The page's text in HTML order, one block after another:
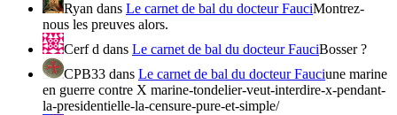
Ryan dans Le carnet de bal du docteur FauciMontrez-
nous les preuves alors.
Cerf d dans Le carnet de bal du docteur FauciBosser ?
CPB33 dans Le carnet de bal du docteur Fauciune marine
en guerre contre X marine-tondelier-veut-interdire-x-pendant-
la-presidentielle-la-censure-pure-et-simple/